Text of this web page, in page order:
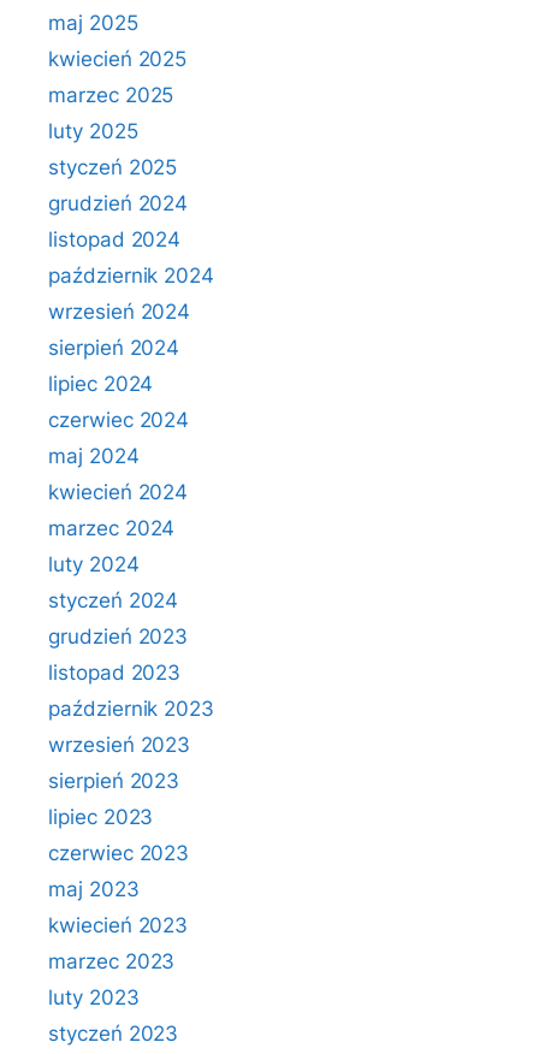
maj 2025
kwiecień 2025
marzec 2025
luty 2025
styczeń 2025
grudzień 2024
listopad 2024
październik 2024
wrzesień 2024
sierpień 2024
lipiec 2024
czerwiec 2024
maj 2024
kwiecień 2024
marzec 2024
luty 2024
styczeń 2024
grudzień 2023
listopad 2023
październik 2023
wrzesień 2023
sierpień 2023
lipiec 2023
czerwiec 2023
maj 2023
kwiecień 2023
marzec 2023
luty 2023
styczeń 2023